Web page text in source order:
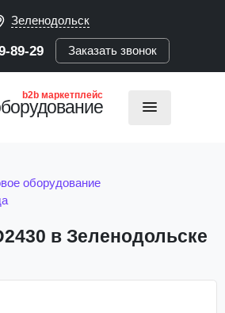
Зеленодольск
89-29 Заказать звонок
b2b маркетплейс
оборудование
в Зеленодольске